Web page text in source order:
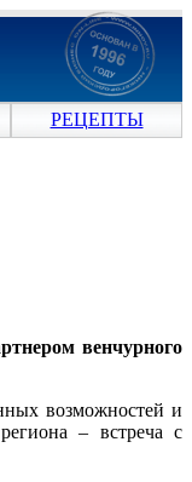
РЕЦЕПТЫ
венчурного
возможностей и
– встреча с